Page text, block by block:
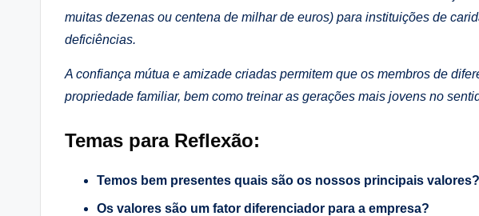
muitas dezenas ou centena de milhar de euros) para instituições de
deficiências.
A confiança mútua e amizade criadas permitem que os membros de
propriedade familiar, bem como treinar as gerações mais jovens no
Temas para Reflexão:
Temos bem presentes quais são os nossos principais valores?
Os valores são um fator diferenciador para a empresa?